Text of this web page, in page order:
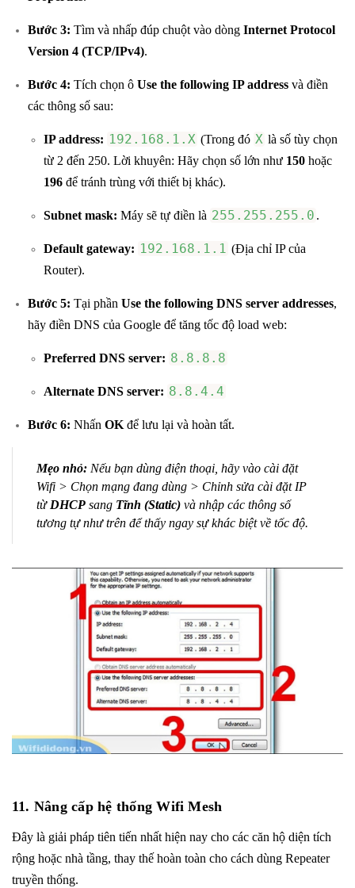
Bước 3: Tìm và nhấp đúp chuột vào dòng Internet Protocol
Version 4 (TCP/IPv4).
Bước 4: Tích chọn ô Use the following IP address và điền
các thông số sau:
IP address: 192.168.1.X (Trong đó X là số tùy chọn
từ 2 đến 250. Lời khuyên: Hãy chọn số lớn như 150 hoặc
196 để tránh trùng với thiết bị khác).
Subnet mask: Máy sẽ tự điền là 255.255.255.0 .
Default gateway: 192.168.1.1 (Địa chỉ IP của
Router).
Bước 5: Tại phần Use the following DNS server addresses,
hãy điền DNS của Google để tăng tốc độ load web:
Preferred DNS server: 8.8.8.8
Alternate DNS server: 8.8.4.4
Bước 6: Nhấn OK để lưu lại và hoàn tất.
Mẹo nhỏ: Nếu bạn dùng điện thoại, hãy vào cài đặt
Wifi > Chọn mạng đang dùng > Chỉnh sửa cài đặt IP
từ DHCP sang Tĩnh (Static) và nhập các thông số
tương tự như trên để thấy ngay sự khác biệt về tốc độ.
11. Nâng cấp hệ thống Wifi Mesh
Đây là giải pháp tiên tiến nhất hiện nay cho các căn hộ diện tích
rộng hoặc nhà tầng, thay thế hoàn toàn cho cách dùng Repeater
truyền thống.